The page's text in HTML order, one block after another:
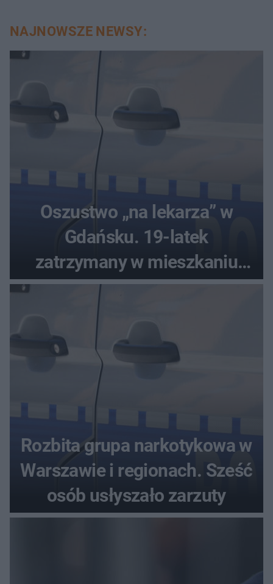
NAJNOWSZE NEWSY:
Oszustwo „na lekarza” w
Gdańsku. 19-latek
zatrzymany w mieszkaniu
seniora
Rozbita grupa narkotykowa w
Warszawie i regionach. Sześć
osób usłyszało zarzuty